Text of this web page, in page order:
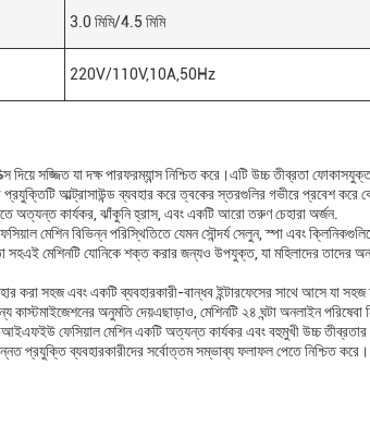
3.0 মিমি/4.5 মিমি
220V/110V,10A,50Hz
দিয়ে সজ্জিত যা দক্ষ পারফরম্যান্স নিশ্চিত করে।এটি উচ্চ তীব্রতা
আল্ট্রাসাউন্ড ব্যবহার করে ত্বকের স্তরগুলির গভীরে প্রবেশ
অত্যন্ত কার্যকর, ঝাঁকুনি হ্রাস, এবং একটি আরো তরুণ চেহারা অর্জন.
মেশিন বিভিন্ন পরিস্থিতিতে যেমন সৌন্দর্য সেলুন, স্পা এবং
সহএই মেশিনটি যোনিকে শক্ত করার জন্যও উপযুক্ত, যা মহিলাদের তাদের
করা সহজ এবং একটি ব্যবহারকারী-বান্ধব ইন্টারফেসের সাথে আসে যা
জন্য কাস্টমাইজেশনের অনুমতি দেয়এছাড়াও, মেশিনটি ২৪ ঘন্টা অনলাইন
ফেসিয়াল মেশিন একটি অত্যন্ত কার্যকর এবং বহুমুখী উচ্চ
প্রযুক্তি ব্যবহারকারীদের সর্বোত্তম সম্ভাব্য ফলাফল পেতে নিশ্চিত